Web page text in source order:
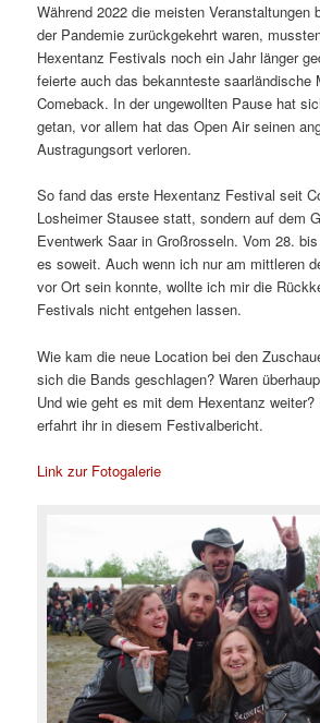
Während 2022 die meisten Veranstaltungen
der Pandemie zurückgekehrt waren,
Hexentanz Festivals noch ein Jahr länger
feierte auch das bekannteste saarländische
Comeback. In der ungewollten Pause hat
getan, vor allem hat das Open Air seinen
Austragungsort verloren.
So fand das erste Hexentanz Festival seit
Losheimer Stausee statt, sondern auf dem
Eventwerk Saar in Großrosseln. Vom 28.
es soweit. Auch wenn ich nur am mittleren
vor Ort sein konnte, wollte ich mir die
Festivals nicht entgehen lassen.
Wie kam die neue Location bei den
sich die Bands geschlagen? Waren
Und wie geht es mit dem Hexentanz weiter?
erfahrt ihr in diesem Festivalbericht.
Link zur Fotogalerie